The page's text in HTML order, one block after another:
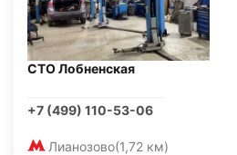
СТО Лобненская
+7 (499) 110-53-06
Лианозово(1,72 км)